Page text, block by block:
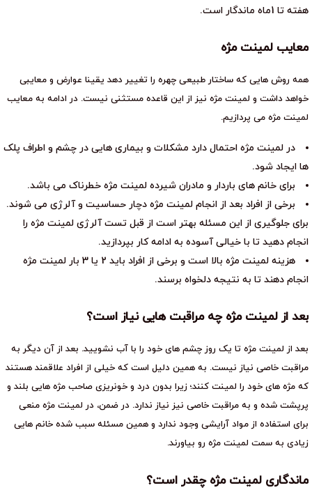
هفته تا 1ماه ماندگار است.
معایب لمینت مژه
همه روش هایی که ساختار طبیعی چهره را تغییر دهد یقینا عوارض و معایبی
خواهد داشت و لمینت مژه نیز از این قاعده مستثنی نیست. در ادامه به معایب
لمینت مژه می پردازیم.
در لمینت مژه احتمال دارد مشکلات و بیماری هایی در چشم و اطراف پلک
ها ایجاد شود.
برای خانم های باردار و مادران شیرده لمینت مژه خطرناک می باشد.
برخی از افراد بعد از انجام لمینت مژه دچار حساسیت و آلرژی می شوند.
برای جلوگیری از این مسئله بهتر است از قبل تست آلرژی لمینت مژه را
انجام دهید تا با خیالی آسوده به ادامه کار بپردازید.
هزینه لمینت مژه بالا است و برخی از افراد باید 2 یا 3 بار لمینت مژه
انجام دهند تا به نتیجه دلخواه برسند.
بعد از لمینت مژه چه مراقبت هایی نیاز است؟
بعد از لمینت مژه تا یک روز چشم های خود را با آب نشویید. بعد از آن دیگر به
مراقبت خاصی نیاز نیست. به همین دلیل است که خیلی از افراد علاقمند هستند
که مژه های خود را لمینت کنند؛ زیرا بدون درد و خونریزی صاحب مژه هایی بلند و
پرپشت شده و به مراقبت خاصی نیز نیاز ندارد. در ضمن، در لمینت مژه منعی
برای استفاده از مواد آرایشی وجود ندارد و همین مسئله سبب شده خانم هایی
زیادی به سمت لمینت مژه رو بیاورند.
ماندگاری لمینت مژه چقدر است؟